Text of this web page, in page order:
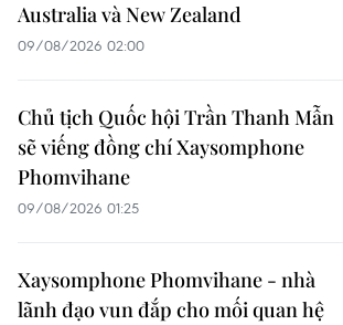
Australia và New Zealand
09/08/2026 02:00
Chủ tịch Quốc hội Trần Thanh Mẫn
sẽ viếng đồng chí Xaysomphone
Phomvihane
09/08/2026 01:25
Xaysomphone Phomvihane - nhà
lãnh đạo vun đắp cho mối quan hệ